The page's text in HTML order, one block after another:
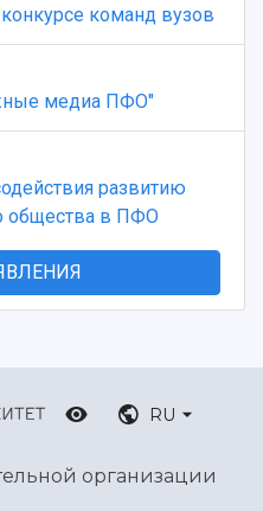
команд вузов
медиа ПФО"
развитию
общества в ПФО
RU
организации